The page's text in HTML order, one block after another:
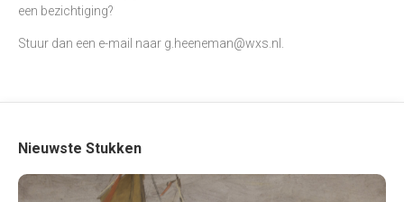
een bezichtiging?
Stuur dan een e-mail naar g.heeneman@wxs.nl
Nieuwste Stukken